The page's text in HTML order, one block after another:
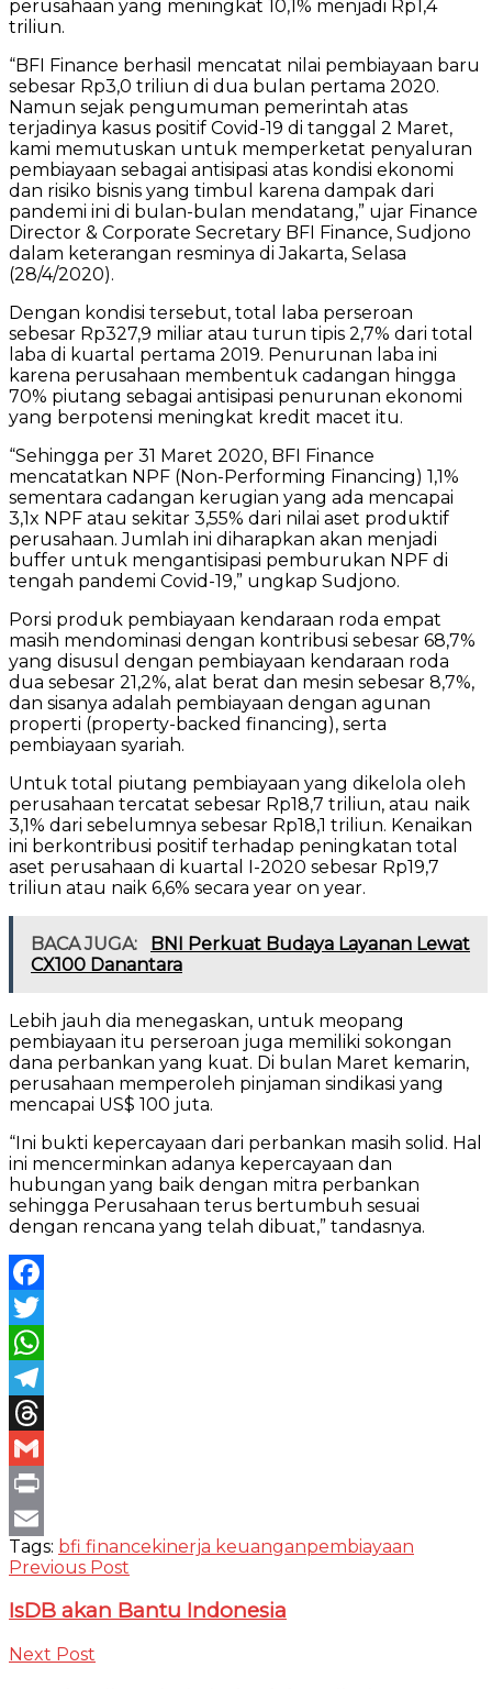
perusahaan yang meningkat 10,1% menjadi Rp1,4
triliun.
“BFI Finance berhasil mencatat nilai pembiayaan baru
sebesar Rp3,0 triliun di dua bulan pertama 2020.
Namun sejak pengumuman pemerintah atas
terjadinya kasus positif Covid-19 di tanggal 2 Maret,
kami memutuskan untuk memperketat penyaluran
pembiayaan sebagai antisipasi atas kondisi ekonomi
dan risiko bisnis yang timbul karena dampak dari
pandemi ini di bulan-bulan mendatang,” ujar Finance
Director & Corporate Secretary BFI Finance, Sudjono
dalam keterangan resminya di Jakarta, Selasa
(28/4/2020).
Dengan kondisi tersebut, total laba perseroan
sebesar Rp327,9 miliar atau turun tipis 2,7% dari total
laba di kuartal pertama 2019. Penurunan laba ini
karena perusahaan membentuk cadangan hingga
70% piutang sebagai antisipasi penurunan ekonomi
yang berpotensi meningkat kredit macet itu.
“Sehingga per 31 Maret 2020, BFI Finance
mencatatkan NPF (Non-Performing Financing) 1,1%
sementara cadangan kerugian yang ada mencapai
3,1x NPF atau sekitar 3,55% dari nilai aset produktif
perusahaan. Jumlah ini diharapkan akan menjadi
buffer untuk mengantisipasi pemburukan NPF di
tengah pandemi Covid-19,” ungkap Sudjono.
Porsi produk pembiayaan kendaraan roda empat
masih mendominasi dengan kontribusi sebesar 68,7%
yang disusul dengan pembiayaan kendaraan roda
dua sebesar 21,2%, alat berat dan mesin sebesar 8,7%,
dan sisanya adalah pembiayaan dengan agunan
properti (property-backed financing), serta
pembiayaan syariah.
Untuk total piutang pembiayaan yang dikelola oleh
perusahaan tercatat sebesar Rp18,7 triliun, atau naik
3,1% dari sebelumnya sebesar Rp18,1 triliun. Kenaikan
ini berkontribusi positif terhadap peningkatan total
aset perusahaan di kuartal I-2020 sebesar Rp19,7
triliun atau naik 6,6% secara year on year.
BACA JUGA:
BNI Perkuat Budaya Layanan Lewat
CX100 Danantara
Lebih jauh dia menegaskan, untuk meopang
pembiayaan itu perseroan juga memiliki sokongan
dana perbankan yang kuat. Di bulan Maret kemarin,
perusahaan memperoleh pinjaman sindikasi yang
mencapai US$ 100 juta.
“Ini bukti kepercayaan dari perbankan masih solid. Hal
ini mencerminkan adanya kepercayaan dan
hubungan yang baik dengan mitra perbankan
sehingga Perusahaan terus bertumbuh sesuai
dengan rencana yang telah dibuat,” tandasnya.
Facebook
Twitter
WhatsApp
Telegram
Threads
Gmail
Print
Email
Tags: bfi finance kinerja keuanganpembiayaan
Previous Post
IsDB akan Bantu Indonesia
Next Post